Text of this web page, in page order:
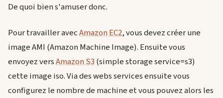
De quoi bien s'amuser donc.
Pour travailler avecAmazon EC2, vous devez créer une
image AMI (Amazon Machine Image). Ensuite vous
envoyez versAmazon S3 (simple storage service=s3)
cette image iso. Via des webs services ensuite vous
configurez le nombre de machine et vous pouvez alors les